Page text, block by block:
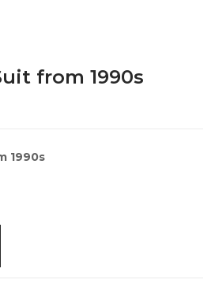
from 1990s
1990s